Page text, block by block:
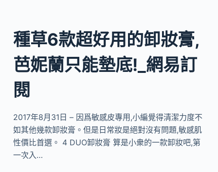
種草6款超好用的卸妝膏,
芭妮蘭只能墊底!_網易訂
閱
2017年8月31日 – 因爲敏感皮專用,小編覺得清潔力度不
如其他幾款卸妝膏。但是日常妝是絕對沒有問題,敏感肌
性價比首選。 4 DUO卸妝膏 算是小衆的一款卸妝吧,第
一次入…